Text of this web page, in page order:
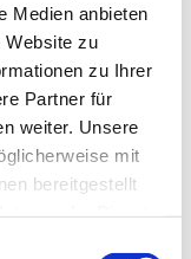
Medien anbieten
Website zu
zu Ihrer
Partner für
weiter. Unsere
mit
bereitgestellt